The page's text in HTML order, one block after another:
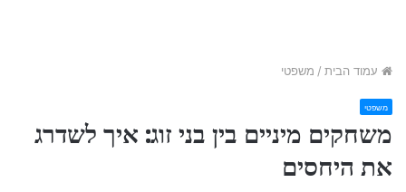
עמוד הבית / משפטי
משפטי
משחקים מיניים בין בני זוג: איך לשדרג
את היחסים